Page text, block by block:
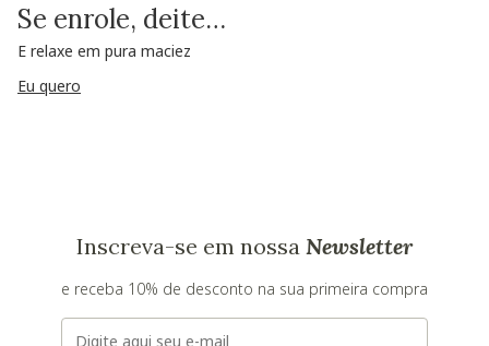
Se enrole, deite…
E relaxe em pura maciez
Eu quero
Inscreva-se em nossa Newsletter
e receba 10% de desconto na sua primeira compra
E-mail